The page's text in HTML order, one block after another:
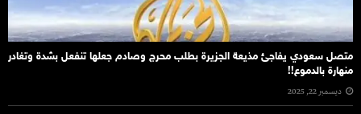
متصل سعودي يفاجئ مذيعة الجزيرة بطلب محرج وصادم جعلها تنفعل بشدة وتغادر
منهارة بالدموع!!
ديسمبر 22, 2025